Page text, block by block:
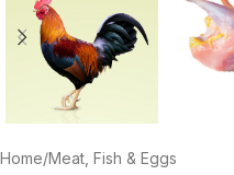
Home/Meat, Fish & Eggs